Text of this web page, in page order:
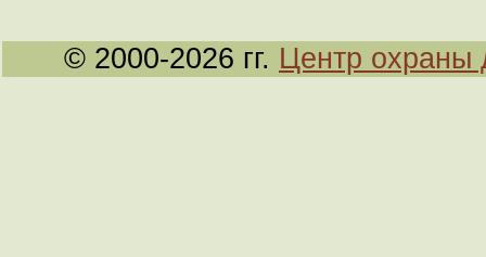
© 2000-2026 гг. Центр охраны